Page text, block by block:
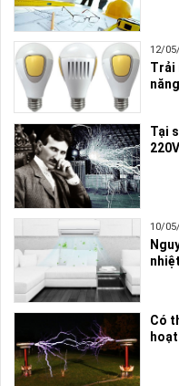
12/
Trải
Tại
10/
Có